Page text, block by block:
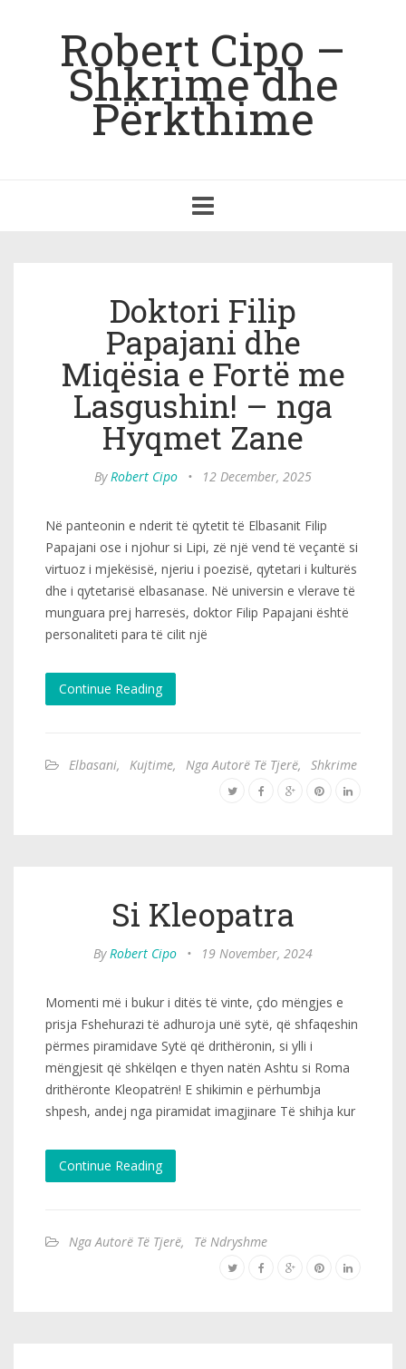
Robert Cipo –
Shkrime dhe
Përkthime
navigation
Doktori Filip
Papajani dhe
Miqësia e Fortë me
Lasgushin! – nga
Hyqmet Zane
ByRobert Cipo • 12 December, 2025
Në panteonin e nderit të qytetit të Elbasanit Filip
Papajani ose i njohur si Lipi, zë një vend të veçantë si
virtuoz i mjekësisë, njeriu i poezisë, qytetari i kulturës
dhe i qytetarisë elbasanase. Në universin e vlerave të
munguara prej harresës, doktor Filip Papajani është
personaliteti para të cilit një
Continue Reading
Elbasani, Kujtime, Nga Autorë Të Tjerë, Shkrime
Si Kleopatra
ByRobert Cipo • 19 November, 2024
Momenti më i bukur i ditës të vinte, çdo mëngjes e
prisja Fshehurazi të adhuroja unë sytë, që shfaqeshin
përmes piramidave Sytë që drithëronin, si ylli i
mëngjesit që shkëlqen e thyen natën Ashtu si Roma
drithëronte Kleopatrën! E shikimin e përhumbja
shpesh, andej nga piramidat imagjinare Të shihja kur
Continue Reading
Nga Autorë Të Tjerë, Të Ndryshme